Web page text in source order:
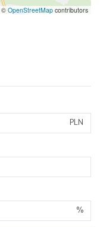
© OpenStreetMap contributors
PLN
%